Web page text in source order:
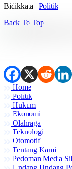
Bidikkata | Politik
Back To Top
Home
Politik
Hukum
Ekonomi
Olahraga
Teknologi
Otomotif
Tentang Kami
Pedoman Media